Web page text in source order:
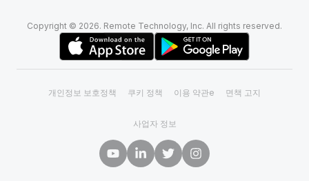
Copyright © 2026. Remote Technology, Inc. All rights reserved.
개인정보 보호정책 쿠키 정책 이용 약관e 면책 고지
사업자 정보